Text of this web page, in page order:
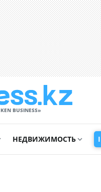
BUSINESS»
НЕДВИЖИМОСТЬ